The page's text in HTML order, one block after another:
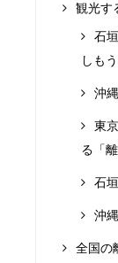
観光す
石
しもう
沖
東
る「
石
沖
全国の